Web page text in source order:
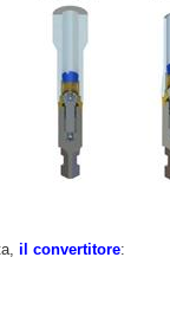
il convertitore: